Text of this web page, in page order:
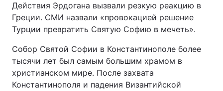
Действия Эрдогана вызвали резкую реакцию в
Греции. СМИ назвали «провокацией решение
Турции превратить Святую Софию в мечеть».
Собор Святой Софии в Константинополе более
тысячи лет был самым большим храмом в
христианском мире. После захвата
Константинополя и падения Византийской